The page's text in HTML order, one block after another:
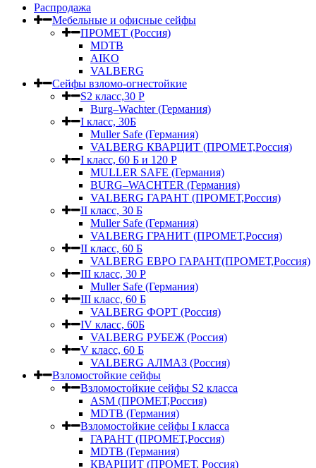
Распродажа
Мебельные и офисные сейфы
ПРОМЕТ (Россия)
MDTB
AIKO
VALBERG
Сейфы взломо-огнестойкие
S2 класс,30 Р
Burg–Wachter (Германия)
I класс, 30Б
Muller Safe (Германия)
VALBERG КВАРЦИТ (ПРОМЕТ,Россия)
I класс, 60 Б и 120 Р
MULLER SAFE (Германия)
BURG–WACHTER (Германия)
VALBERG ГАРАНТ (ПРОМЕТ,Россия)
II класс, 30 Б
Muller Safe (Германия)
VALBERG ГРАНИТ (ПРОМЕТ,Россия)
II класс, 60 Б
VALBERG ЕВРО ГАРАНТ(ПРОМЕТ,Россия)
III класс, 30 Р
Muller Safe (Германия)
III класс, 60 Б
VALBERG ФОРТ (Россия)
IV класс, 60Б
VALBERG РУБЕЖ (Россия)
V класс, 60 Б
VALBERG АЛМАЗ (Россия)
Взломостойкие сейфы
Взломостойкие сейфы S2 класса
ASM (ПРОМЕТ,Россия)
MDTB (Германия)
Взломостойкие сейфы I класса
ГАРАНТ (ПРОМЕТ,Россия)
MDTB (Германия)
КВАРЦИТ (ПРОМЕТ, Россия)